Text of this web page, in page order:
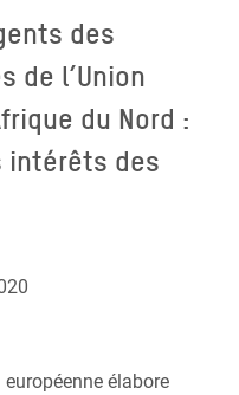
des
de l’Union
du Nord :
intérêts des
élabore